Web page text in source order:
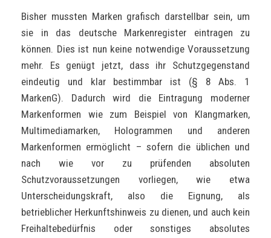
Bisher mussten Marken grafisch darstellbar sein, um
sie in das deutsche Markenregister eintragen zu
können. Dies ist nun keine notwendige Voraussetzung
mehr. Es genügt jetzt, dass ihr Schutzgegenstand
eindeutig und klar bestimmbar ist (§ 8 Abs. 1
MarkenG). Dadurch wird die Eintragung moderner
Markenformen wie zum Beispiel von Klangmarken,
Multimediamarken, Hologrammen und anderen
Markenformen ermöglicht – sofern die üblichen und
nach wie vor zu prüfenden absoluten
Schutzvoraussetzungen vorliegen, wie etwa
Unterscheidungskraft, also die Eignung, als
betrieblicher Herkunftshinweis zu dienen, und auch kein
Freihaltebedürfnis oder sonstiges absolutes